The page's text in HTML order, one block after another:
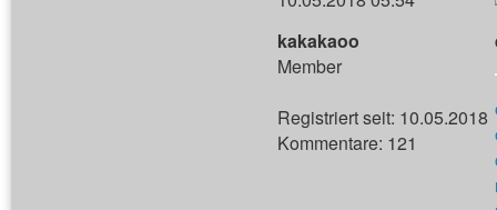
kakakaoo
Member
Registriert seit: 10.05.2018
Kommentare: 121